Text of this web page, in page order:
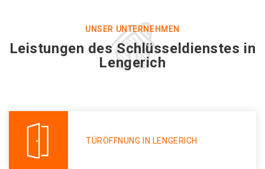
UNSER UNTERNEHMEN
Leistungen des Schlüsseldienstes in
Lengerich
TÜRÖFFNUNG IN LENGERICH